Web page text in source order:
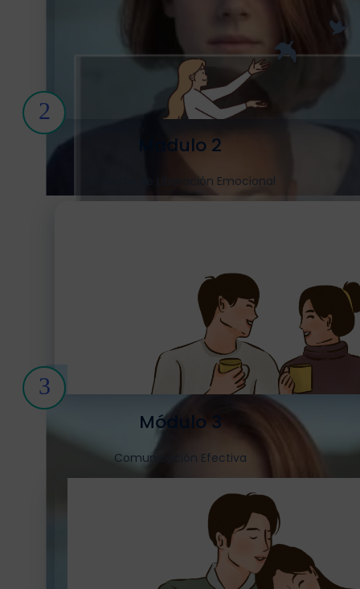
2
Madulo 2
Técnicas de Liberación Emocional
3
Módulo 3
Comunicación Efectiva